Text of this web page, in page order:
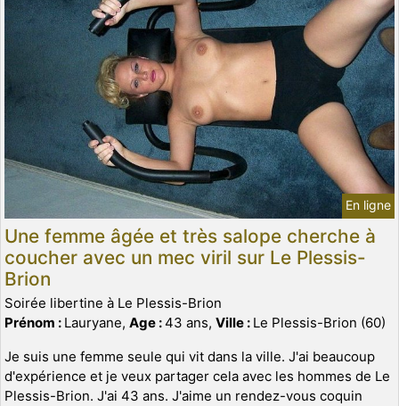
En ligne
Une femme âgée et très salope cherche à
coucher avec un mec viril sur Le Plessis-
Brion
Soirée libertine à Le Plessis-Brion
Prénom : Lauryane, Age :43 ans, Ville : Le Plessis-Brion (60)
Je suis une femme seule qui vit dans la ville. J'ai beaucoup
d'expérience et je veux partager cela avec les hommes de Le
Plessis-Brion. J'ai 43 ans. J'aime un rendez-vous coquin